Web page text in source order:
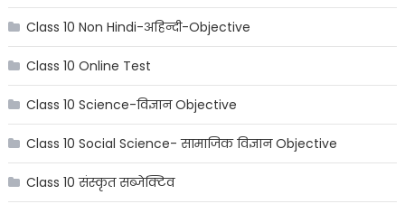
Class 10 Non Hindi-अहिन्दी-Objective
Class 10 Online Test
Class 10 Science-विज्ञान Objective
Class 10 Social Science- सामाजिक विज्ञान Objective
Class 10 संस्कृत सब्जेक्टिव